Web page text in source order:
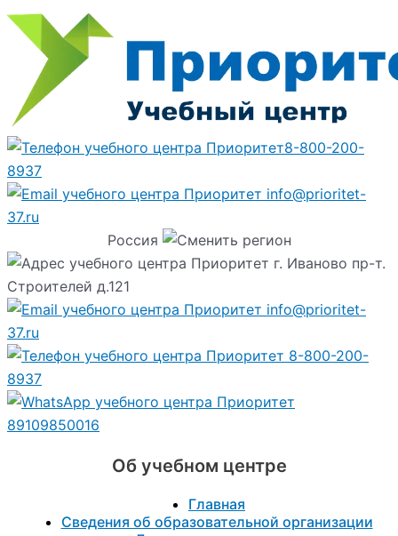
8-800-200-
8937
info@prioritet-
37.ru
Россия
г. Иваново пр-т.
Строителей д.121
info@prioritet-
37.ru
8-800-200-
8937
89109850016
Об учебном центре
Главная
Сведения об образовательной организации